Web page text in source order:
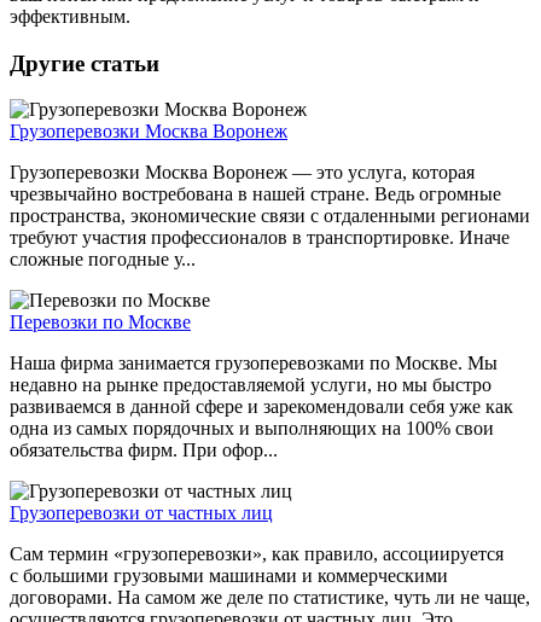
эффективным.
Другие статьи
Грузоперевозки Москва Воронеж
Грузоперевозки Москва Воронеж — это услуга, которая
чрезвычайно востребована в нашей стране. Ведь огромные
пространства, экономические связи с отдаленными регионами
требуют участия профессионалов в транспортировке. Иначе
сложные погодные у...
Перевозки по Москве
Наша фирма занимается грузоперевозками по Москве. Мы
недавно на рынке предоставляемой услуги, но мы быстро
развиваемся в данной сфере и зарекомендовали себя уже как
одна из самых порядочных и выполняющих на 100% свои
обязательства фирм. При офор...
Грузоперевозки от частных лиц
Сам термин «грузоперевозки», как правило, ассоциируется
с большими грузовыми машинами и коммерческими
договорами. На самом же деле по статистике, чуть ли не чаще,